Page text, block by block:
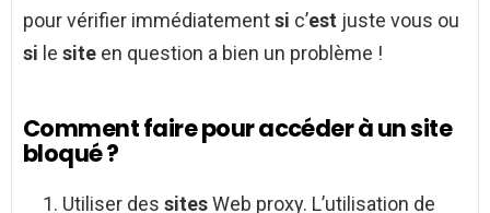
pour vérifier immédiatementsi c’est juste vous ou
si le site en question a bien un problème !
Comment faire pour accéder à un site
bloqué ?
Utiliser des sitesWeb proxy. L’utilisation de